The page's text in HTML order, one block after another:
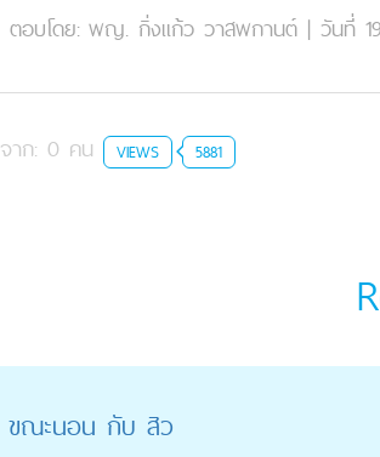
ตอบโดย: พญ. กิ่งแก้ว วาสพกานต์ | วันที่
จาก: 0 คน VIEWS 5881
ขณะนอน กับ สิว